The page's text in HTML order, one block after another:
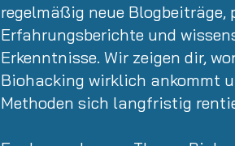
regelmäßig neue Blogbeiträge,
Erfahrungsberichte und
Erkenntnisse. Wir zeigen dir,
Biohacking wirklich ankommt
Methoden sich langfristig